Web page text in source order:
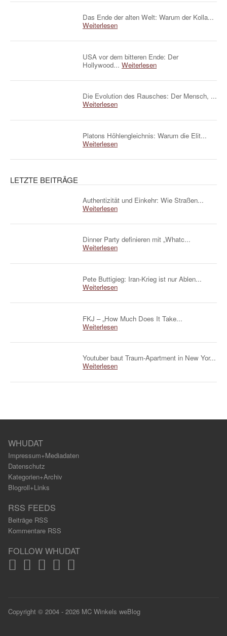
Das Ende der alten Welt: Warum der Kolla...
Weiterlesen
USA vor dem bitteren Ende: Der
Hollywood... Weiterlesen
Die Evolution des Rausches: Der Mensch, ...
Weiterlesen
Platons Höhlengleichnis: Warum die Elit...
Weiterlesen
LETZTE BEITRÄGE
Authentizität und Einkehr: Wie Straßen...
Weiterlesen
Dinner Party definieren mit „Whatc...
Weiterlesen
Pete Buttigieg: Iran-Krieg ist nur Ablen...
Weiterlesen
FKJ – „How Much Does It Take...
Weiterlesen
Youtuber baut Traum-Apartment in New Yor...
Weiterlesen
WHUDAT
Impressum+Mediadaten
Datenschutz
Kategorien+Archiv
Blogroll+Links
RSS FEEDS
Beiträge RSS
Kommentare RSS
FOLLOW WHUDAT
Copyright © 2004 - 2026 MC Winkels weBlog